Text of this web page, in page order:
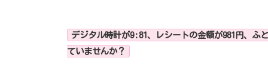
デジタル時計が9:81、レシートの金額が981円、ふ
ていませんか？